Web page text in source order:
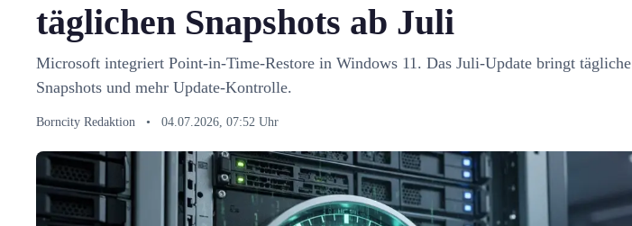
täglichen Snapshots ab Juli
Microsoft integriert Point-in-Time-Restore in Windows 11. Das Juli-Update bringt tägliche
Snapshots und mehr Update-Kontrolle.
Borncity Redaktion • 04.07.2026, 07:52 Uhr